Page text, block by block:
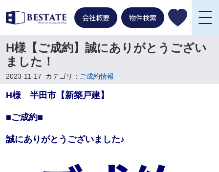
会社概要 物件検索
H様【ご成約】誠にありがとうござい
ました！
2023-11-17 カテゴリ： ご成約情報
H様 半田市【新築戸建】
■ご成約■
誠にありがとうございました♪